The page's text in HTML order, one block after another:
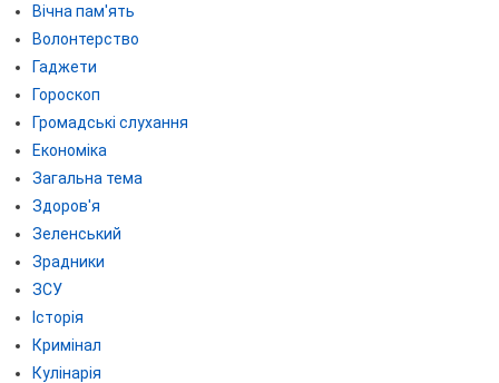
Вічна пам'ять
Волонтерство
Гаджети
Гороскоп
Громадські слухання
Економіка
Загальна тема
Здоров'я
Зеленський
Зрадники
ЗСУ
Історія
Кримінал
Кулінарія